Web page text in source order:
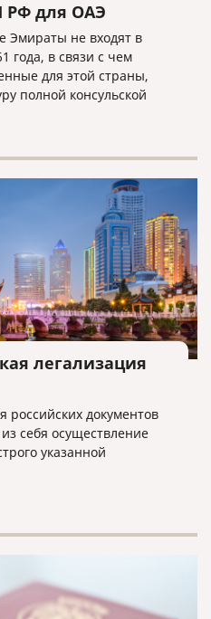
РФ для ОАЭ
Эмираты не входят в
года, в связи с чем
для этой страны,
полной консульской
легализация
российских документов
себя осуществление
указанной